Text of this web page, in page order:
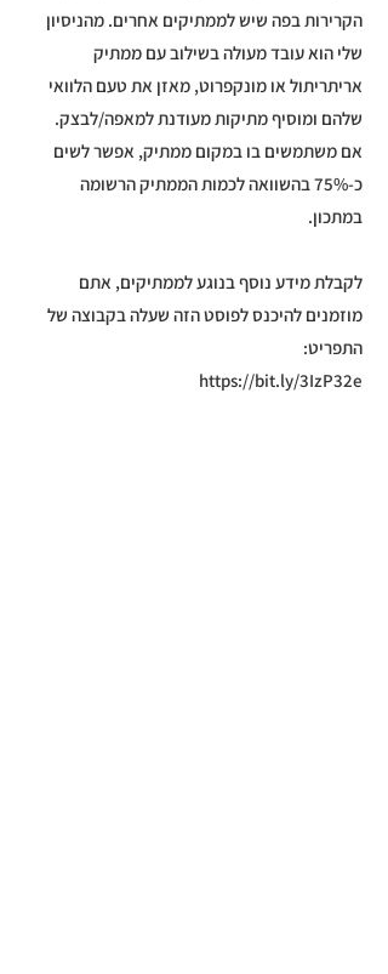
הקרירות בפה שיש לממתיקים אחרים. מהניסיון
שלי הוא עובד מעולה בשילוב עם ממתיק
אריתריתול או מונקפרוט, מאזן את טעם הלוואי
שלהם ומוסיף מתיקות מעודנת למאפה/לבצק.
אם משתמשים בו במקום ממתיק, אפשר לשים
כ-75% בהשוואה לכמות הממתיק הרשומה
במתכון.
לקבלת מידע נוסף בנוגע לממתיקים, אתם
מוזמנים להיכנס לפוסט הזה שעלה בקבוצה של
התפריט:
https://bit.ly/3IzP32e